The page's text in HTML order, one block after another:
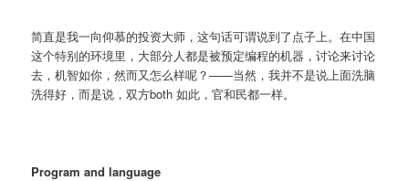
简直是我一向仰慕的投资大师，这句话可谓说到了点子上。在中国
这个特别的环境里，大部分人都是被预定编程的机器，讨论来讨论
去，机智如你，然而又怎么样呢？——当然，我并不是说上面洗脑
洗得好，而是说，双方both 如此，官和民都一样。
Program and language